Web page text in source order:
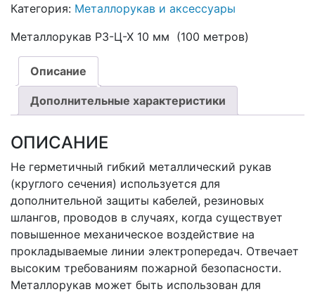
Категория: Металлорукав и аксессуары
Металлорукав РЗ-Ц-Х 10 мм (100 метров)
Описание
Дополнительные характеристики
ОПИСАНИЕ
Не герметичный гибкий металлический рукав
(круглого сечения) используется для
дополнительной защиты кабелей, резиновых
шлангов, проводов в случаях, когда существует
повышенное механическое воздействие на
прокладываемые линии электропередач. Отвечает
высоким требованиям пожарной безопасности.
Металлорукав может быть использован для